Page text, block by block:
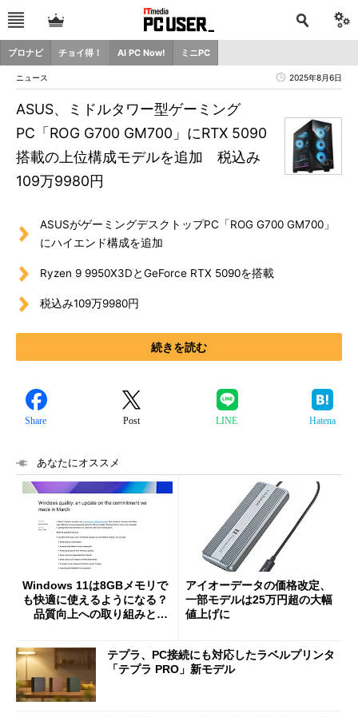
プロナビ チョイ得！ AI PC Now! ミニPC
ニュース 2025年8月6日
ASUS、ミドルタワー型ゲーミング
PC「ROG G700 GM700」にRTX 5090
搭載の上位構成モデルを追加 税込み
109万9980円
ASUSがゲーミングデスクトップPC「ROG G700 GM700」
にハイエンド構成を追加
Ryzen 9 9950X3DとGeForce RTX 5090を搭載
税込み109万9980円
続きを読む
Share Post LINE Hatena
あなたにオススメ
Windows 11は8GBメモリで
も快適に使えるようになる？
品質向上への取り組みと
アイオーデータの価格改定、
一部モデルは25万円超の大幅
値上げに
テプラ、PC接続にも対応したラベルプリンタ
「テプラ PRO」新モデル